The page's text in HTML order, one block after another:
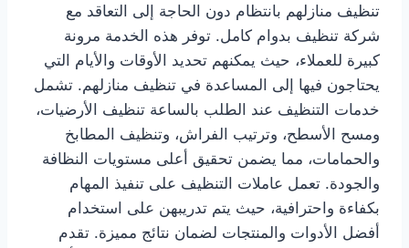
تنظيف منازلهم بانتظام دون الحاجة إلى التعاقد مع
شركة تنظيف بدوام كامل. توفر هذه الخدمة مرونة
كبيرة للعملاء، حيث يمكنهم تحديد الأوقات والأيام التي
يحتاجون فيها إلى المساعدة في تنظيف منازلهم. تشمل
خدمات التنظيف عند الطلب بالساعة تنظيف الأرضيات،
ومسح الأسطح، وترتيب الفراش، وتنظيف المطابخ
والحمامات، مما يضمن تحقيق أعلى مستويات النظافة
والجودة. تعمل عاملات التنظيف على تنفيذ المهام
بكفاءة واحترافية، حيث يتم تدريبهن على استخدام
أفضل الأدوات والمنتجات لضمان نتائج مميزة. تقدم